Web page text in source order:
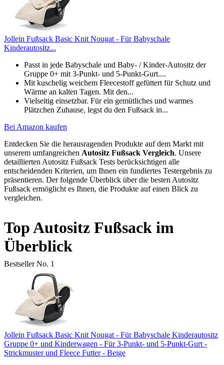
Jollein Fußsack Basic Knit Nougat - Für Babyschale
Kinderautositz...
Passt in jede Babyschale und Baby- / Kinder-Autositz der
Gruppe 0+ mit 3-Punkt- und 5-Punkt-Gurt....
Mit kuschelig weichem Fleecestoff gefüttert für Schutz und
Wärme an kalten Tagen. Mit den...
Vielseitig einsetzbar. Für ein gemütliches und warmes
Plätzchen Zuhause, legst du den Fußsack in...
Bei Amazon kaufen
Entdecken Sie die herausragenden Produkte auf dem Markt mit
unserem umfangreichen Autositz Fußsack Vergleich. Unsere
detaillierten Autositz Fußsack Tests berücksichtigen alle
entscheidenden Kriterien, um Ihnen ein fundiertes Testergebnis zu
präsentieren. Der folgende Überblick über die besten Autositz
Fußsack ermöglicht es Ihnen, die Produkte auf einen Blick zu
vergleichen.
Top Autositz Fußsack im
Überblick
Bestseller No. 1
Jollein Fußsack Basic Knit Nougat - Für Babyschale Kinderautositz
Gruppe 0+ und Kinderwagen - Für 3-Punkt- und 5-Punkt-Gurt -
Strickmuster und Fleece Futter - Beige